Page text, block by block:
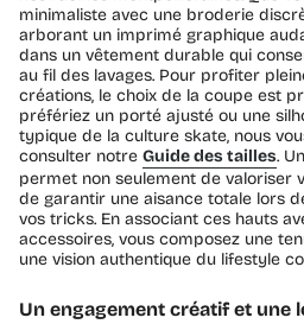
minimaliste avec une broderie
arborant un imprimé graphique
dans un vêtement durable qui
au fil des lavages. Pour profiter
créations, le choix de la coupe est
préfériez un porté ajusté ou une
typique de la culture skate, nous
consulter notre Guide des tailles.
permet non seulement de valoriser
de garantir une aisance totale lors
vos tricks. En associant ces hauts
accessoires, vous composez une
une vision authentique du lifestyle
Un engagement créatif et une